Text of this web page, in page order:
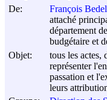
De:
François Bedel
attaché
département
budgétaire et
Objet:
tous les actes,
représenter
passation et
leurs